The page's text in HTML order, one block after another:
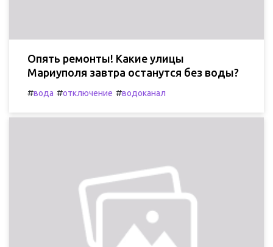
Опять ремонты! Какие улицы
Мариуполя завтра останутся без воды?
#вода #отключение #водоканал